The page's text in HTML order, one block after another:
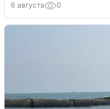
6 августа 0